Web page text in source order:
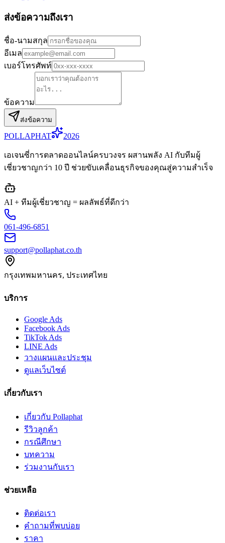
ส่งข้อความถึงเรา
ชื่อ-นามสกุล
อีเมล
เบอร์โทรศัพท์
ข้อความ
ส่งข้อความ
POLLAPHAT 2026
เอเจนซี่การตลาดออนไลน์ครบวงจร ผสานพลัง AI กับทีมผู้
เชี่ยวชาญกว่า 10 ปี ช่วยขับเคลื่อนธุรกิจของคุณสู่ความสำเร็จ
AI + ทีมผู้เชี่ยวชาญ = ผลลัพธ์ที่ดีกว่า
061-496-6851
support@pollaphat.co.th
กรุงเทพมหานคร, ประเทศไทย
บริการ
Google Ads
Facebook Ads
TikTok Ads
LINE Ads
วางแผนและประชุม
ดูแลเว็บไซต์
เกี่ยวกับเรา
เกี่ยวกับ Pollaphat
รีวิวลูกค้า
กรณีศึกษา
บทความ
ร่วมงานกับเรา
ช่วยเหลือ
ติดต่อเรา
คำถามที่พบบ่อย
ราคา